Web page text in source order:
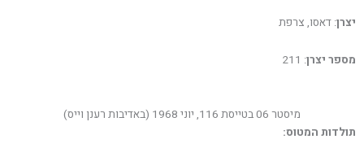
יצרן: דאסו, צרפת
מספר יצרן: 211
מיסטר 06 בטייסת 116, יוני 1968 (באדיבות רענן וייס)
תולדות המטוס: